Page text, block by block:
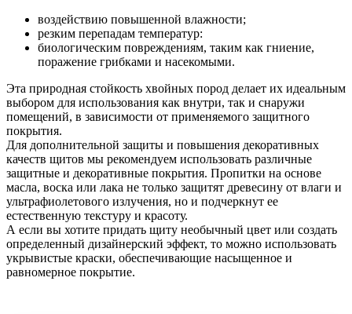
воздействию повышенной влажности;
резким перепадам температур:
биологическим повреждениям, таким как гниение,
поражение грибками и насекомыми.
Эта природная стойкость хвойных пород делает их идеальным
выбором для использования как внутри, так и снаружи
помещений, в зависимости от применяемого защитного
покрытия.
Для дополнительной защиты и повышения декоративных
качеств щитов мы рекомендуем использовать различные
защитные и декоративные покрытия. Пропитки на основе
масла, воска или лака не только защитят древесину от влаги и
ультрафиолетового излучения, но и подчеркнут ее
естественную текстуру и красоту.
А если вы хотите придать щиту необычный цвет или создать
определенный дизайнерский эффект, то можно использовать
укрывистые краски, обеспечивающие насыщенное и
равномерное покрытие.